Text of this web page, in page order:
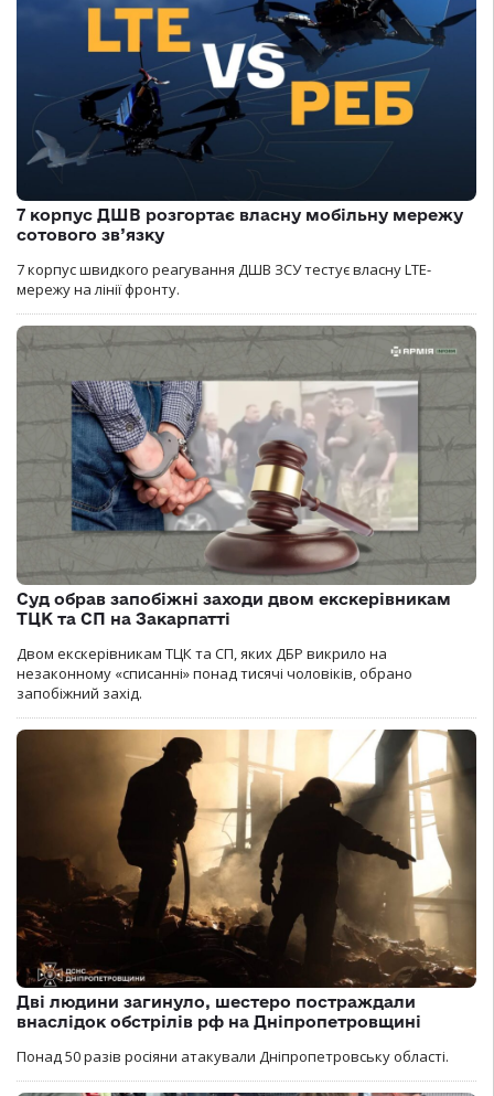
7 корпус ДШВ розгортає власну мобільну мережу
сотового зв’язку
7 корпус швидкого реагування ДШВ ЗСУ тестує власну LTE-
мережу на лінії фронту.
Суд обрав запобіжні заходи двом екскерівникам
ТЦК та СП на Закарпатті
Двом екскерівникам ТЦК та СП, яких ДБР викрило на
незаконному «списанні» понад тисячі чоловіків, обрано
запобіжний захід.
Дві людини загинуло, шестеро постраждали
внаслідок обстрілів рф на Дніпропетровщині
Понад 50 разів росіяни атакували Дніпропетровську області.